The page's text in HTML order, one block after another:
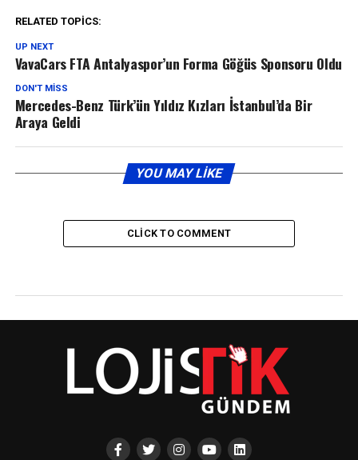
RELATED TOPICS:
UP NEXT
VavaCars FTA Antalyaspor’un Forma Göğüs Sponsoru Oldu
DON'T MISS
Mercedes-Benz Türk’ün Yıldız Kızları İstanbul’da Bir
Araya Geldi
YOU MAY LIKE
CLICK TO COMMENT